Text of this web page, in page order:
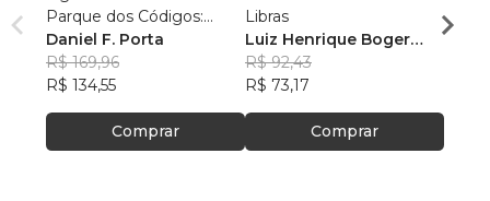
Parque dos Códigos:
Rumo ao Desconhecido
Daniel F. Porta
R$ 169,96
R$ 134,55
Comprar
Libras
Luiz Henrique Boger
Wessling
R$ 92,43
R$ 73,17
Comprar
R$